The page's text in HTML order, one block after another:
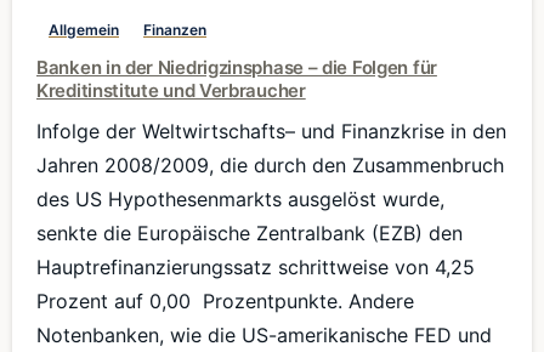
Allgemein Finanzen
Banken in der Niedrigzinsphase – die Folgen für
Kreditinstitute und Verbraucher
Infolge der Weltwirtschafts– und Finanzkrise in den
Jahren 2008/2009, die durch den Zusammenbruch
des US Hypothesenmarkts ausgelöst wurde,
senkte die Europäische Zentralbank (EZB) den
Hauptrefinanzierungssatz schrittweise von 4,25
Prozent auf 0,00 Prozentpunkte. Andere
Notenbanken, wie die US-amerikanische FED und